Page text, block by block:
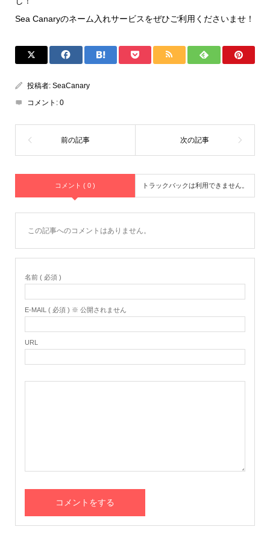
Sea Canaryのネーム入れサービスをぜひご利用くださいませ！
投稿者: SeaCanary
コメント: 0
コメント ( 0 ) トラックバックは利用できません。
この記事へのコメントはありません。
名前 ( 必須 )
E-MAIL ( 必須 ) ※ 公開されません
URL